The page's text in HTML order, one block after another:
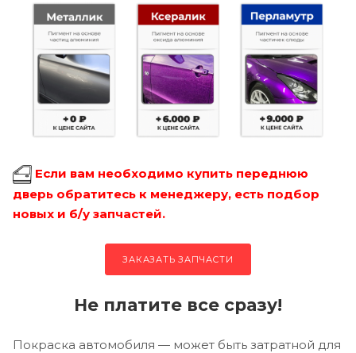
Если вам необходимо купить переднюю
дверь обратитесь к менеджеру, есть подбор
новых и б/у запчастей.
ЗАКАЗАТЬ ЗАПЧАСТИ
Не платите все сразу!
Покраска автомобиля — может быть затратной для